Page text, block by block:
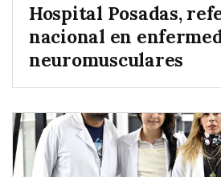
Hospital Posadas,
nacional en
neuromusculares